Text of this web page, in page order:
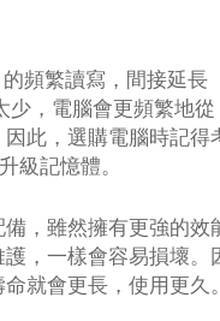
頻繁讀寫，間接延長
少，電腦會更頻繁地從
此，選購電腦時記得
級記憶體。
，雖然擁有更強的效
，一樣會容易損壞。
就會更長，使用更久